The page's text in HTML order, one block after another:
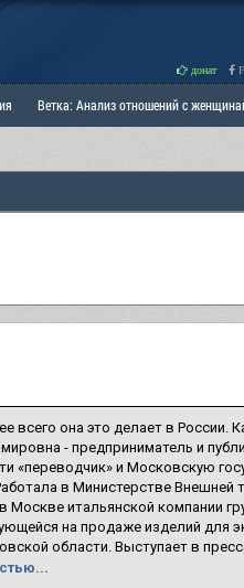
донат
Ветка: Анализ отношений с
всего она это делает в России.
- предприниматель и
«переводчик» и Московскую
в Министерстве Внешней
Москве итальянской компании
на продаже изделий для
области. Выступает в